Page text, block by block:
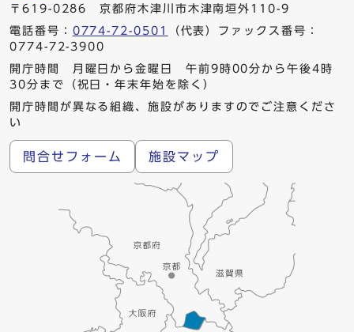
〒619-0286 京都府木津川市木津南垣外110-9
電話番号： 0774-72-0501
（代表）ファックス番号：
0774-72-3900
開庁時間 月曜日から金曜日 午前9時00分から午後4時
30分まで（祝日・年末年始を除く）
開庁時間が異なる組織、施設がありますのでご注意くださ
い
問合せフォーム 施設マップ